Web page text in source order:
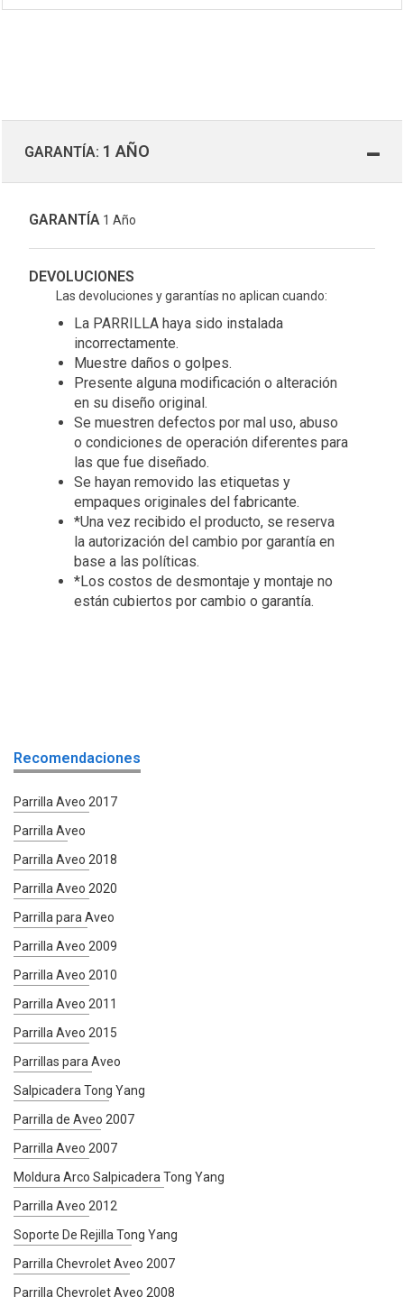
GARANTÍA: 1 AÑO
GARANTÍA 1 Año
DEVOLUCIONES
Las devoluciones y garantías no aplican cuando:
La PARRILLA haya sido instalada
incorrectamente.
Muestre daños o golpes.
Presente alguna modificación o alteración
en su diseño original.
Se muestren defectos por mal uso, abuso
o condiciones de operación diferentes para
las que fue diseñado.
Se hayan removido las etiquetas y
empaques originales del fabricante.
*Una vez recibido el producto, se reserva
la autorización del cambio por garantía en
base a las políticas.
*Los costos de desmontaje y montaje no
están cubiertos por cambio o garantía.
Recomendaciones
Parrilla Aveo 2017
Parrilla Aveo
Parrilla Aveo 2018
Parrilla Aveo 2020
Parrilla para Aveo
Parrilla Aveo 2009
Parrilla Aveo 2010
Parrilla Aveo 2011
Parrilla Aveo 2015
Parrillas para Aveo
Salpicadera Tong Yang
Parrilla de Aveo 2007
Parrilla Aveo 2007
Moldura Arco Salpicadera Tong Yang
Parrilla Aveo 2012
Soporte De Rejilla Tong Yang
Parrilla Chevrolet Aveo 2007
Parrilla Chevrolet Aveo 2008